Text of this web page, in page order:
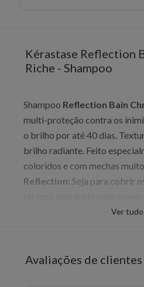
Kérastase Reflection
Riche - Shampoo
Shampoo Reflection Bain
multi-proteção contra os
o brilho por até 40 dias.
brilho radiante. Feito
coloridos e com mechas
Reflection: Seja para cobrir
louro para se sentir
personalidade. Uma
Ver tudo
Avaliações de clientes